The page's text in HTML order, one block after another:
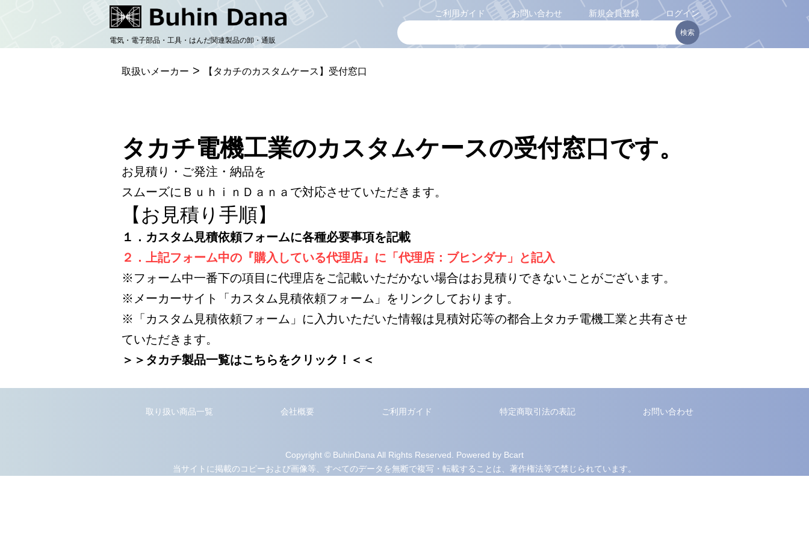
テ
電気・電子部品・工具・はんだ関連製品の卸・通販
ご利用ガイド お問い合わせ 新規会員登録 ログイン
取扱いメーカー > 【タカチのカスタムケース】受付窓口
タカチ電機工業のカスタムケースの受付窓口です。
お見積り・ご発注・納品を
スムーズにＢｕｈｉｎＤａｎａで対応させていただきます。
【お見積り手順】
１．カスタム見積依頼フォームに各種必要事項を記載
２．上記フォーム中の『購入している代理店』に「代理店：ブヒンダナ」と記入
※フォーム中一番下の項目に代理店をご記載いただかない場合はお見積りできないことがございます。
※メーカーサイト「カスタム見積依頼フォーム」をリンクしております。
※「カスタム見積依頼フォーム」に入力いただいた情報は見積対応等の都合上タカチ電機工業と共有させ
ていただきます。
＞＞タカチ製品一覧はこちらをクリック！＜＜
取り扱い商品一覧 会社概要 ご利用ガイド 特定商取引法の表記 お問い合わせ
Copyright © BuhinDana All Rights Reserved. Powered by Bcart
当サイトに掲載のコピーおよび画像等、すべてのデータを無断で複写・転載することは、著作権法等で禁じられています。